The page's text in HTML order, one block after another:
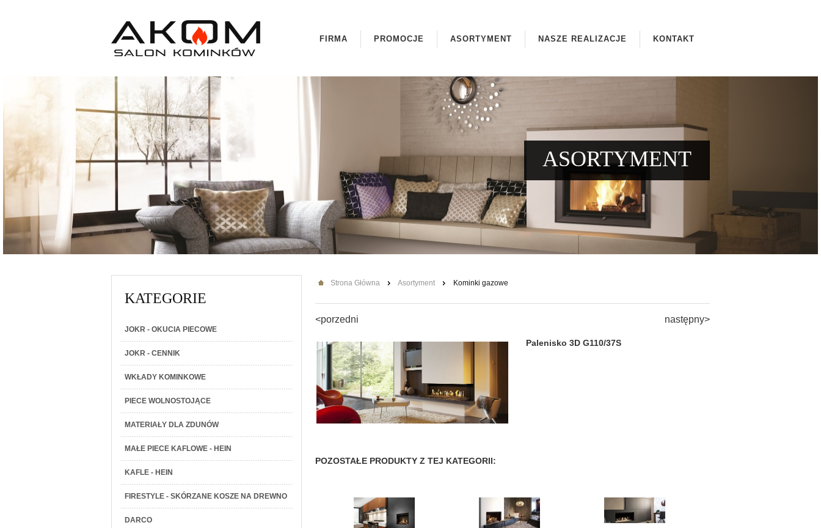
FIRMA PROMOCJE ASORTYMENT NASZE REALIZACJE KONTAKT
ASORTYMENT
KATEGORIE
JOKR - OKUCIA PIECOWE
JOKR - CENNIK
WKŁADY KOMINKOWE
PIECE WOLNOSTOJĄCE
MATERIAŁY DLA ZDUNÓW
MAŁE PIECE KAFLOWE - HEIN
KAFLE - HEIN
FIRESTYLE - SKÓRZANE KOSZE NA DREWNO
DARCO
Strona Główna Asortyment Kominki gazowe
<porzedni następny>
Palenisko 3D G110/37S
POZOSTAŁE PRODUKTY Z TEJ KATEGORII: